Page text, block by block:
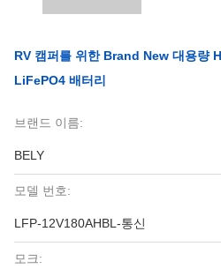
RV 캠퍼를 위한 Brand New 대용량
LiFePO4 배터리
브랜드 이름:
BELY
모델 번호:
LFP-12V180AHBL-통신
모크: